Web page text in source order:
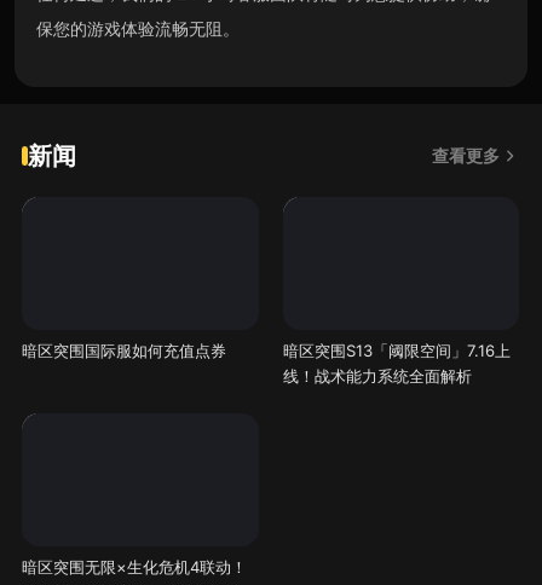
保您的游戏体验流畅无阻。
新闻 查看更多
暗区突围国际服如何充值点券
暗区突围S13「阈限空间」7.16上
线！战术能力系统全面解析
暗区突围无限×生化危机4联动！